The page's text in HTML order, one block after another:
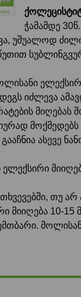
ჭამამდე
უშუალოდ
იძლევა
მიღებას
გააჩნია ასევე
თუ
მიიღება 10-15